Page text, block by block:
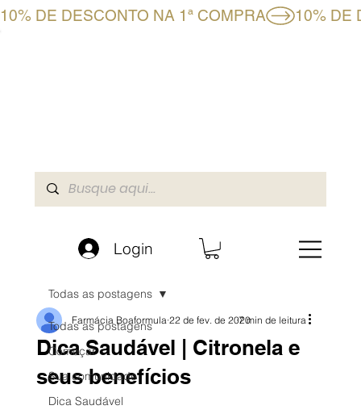
10% DE DESCONTO NA 1ª COMPRA
Login
Todas as postagens
Começar
Sua comunidade
Dica Saudável
Todas as postagens
Dica Saudável | Citronela e
seus benefícios
Farmácia Boaformula 22 de fev. de 20207 min de leitura